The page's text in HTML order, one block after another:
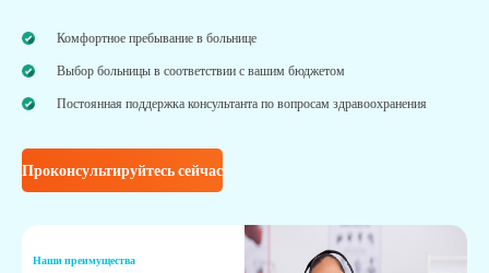
Комфортное пребывание в больнице
Выбор больницы в соответствии с вашим бюджетом
Постоянная поддержка консультанта по вопросам здравоохранения
Проконсультируйтесь сейчас
Наши преимущества